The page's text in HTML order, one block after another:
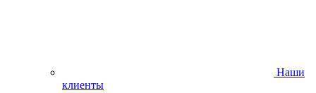
Наши
клиенты